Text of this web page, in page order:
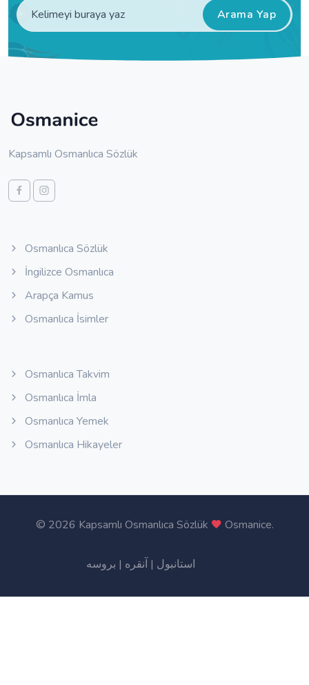
Arama Yap
Kapsamlı Osmanlıca Sözlük
Osmanlıca Sözlük
İngilizce Osmanlıca
Arapça Kamus
Osmanlıca İsimler
Osmanlıca Takvim
Osmanlıca İmla
Osmanlıca Yemek
Osmanlıca Hikayeler
© 2026 Kapsamlı Osmanlıca Sözlük Osmanice.
استانبول | آنقره | بروسه